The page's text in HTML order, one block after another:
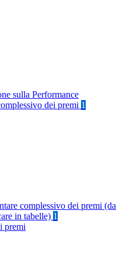
sulla Performance
dei premi 1
complessivo dei premi (da
in tabelle) 1
premi